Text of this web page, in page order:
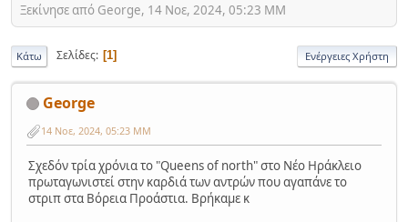
Ξεκίνησε από George, 14 Νοε, 2024, 05:23 ΜΜ
Κάτω Σελίδες 1 Ενέργειες Χρήστη
George
14 Νοε, 2024, 05:23 ΜΜ
Σχεδόν τρία χρόνια το "Queens of north" στο Νέο Ηράκλειο
πρωταγωνιστεί στην καρδιά των αντρών που αγαπάνε το
στριπ στα Βόρεια Προάστια. Βρήκαμε κ